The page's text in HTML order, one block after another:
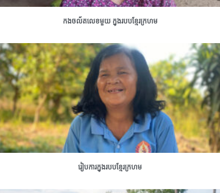
កងចល័តលេខមួយ ក្នុងរបបខ្មែរក្រហម
រៀបការក្នុងរបបខ្មែរក្រហម